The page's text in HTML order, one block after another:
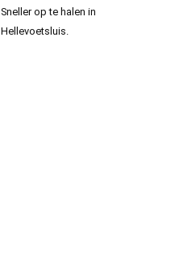
Sneller op te halen in
Hellevoetsluis.